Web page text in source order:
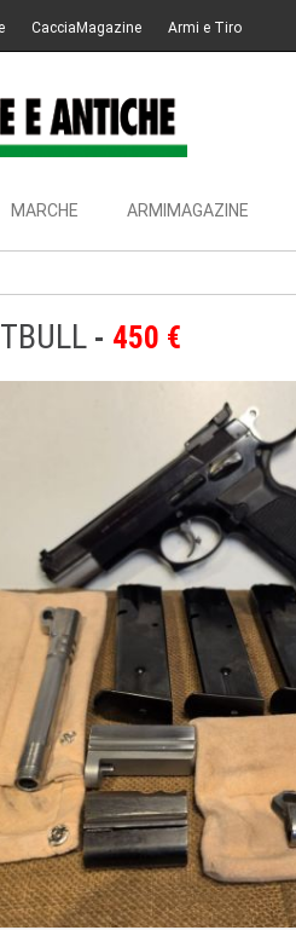
CacciaMagazine Armi e Tiro
MARCHE ARMIMAGAZINE
450 €